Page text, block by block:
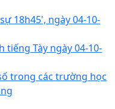
18h45', ngày 04-10-
tiếng Tày ngày 04-10-
trong các trường học